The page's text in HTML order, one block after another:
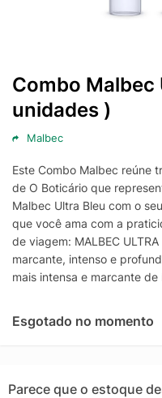
Combo Malbec
unidades )
Malbec
Este Combo Malbec reúne
de O Boticário que
Malbec Ultra Bleu com o
que você ama com a
de viagem: MALBEC
marcante, intenso e
mais intensa e marcante
amadeirada e fresca é
do vinho francês maturado
processo de fabricação
Esgotado no momento
Parece que o estoque